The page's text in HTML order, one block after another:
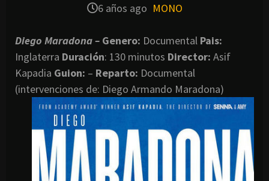
6 años ago MONO
Diego Maradona – Genero: Documental Pais:
Inglaterra Duración: 130 minutos Director: Asif
Kapadia Guion: – Reparto: Documental
(intervenciones de: Diego Armando Maradona)